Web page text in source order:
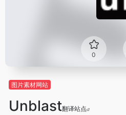
0
图片素材网站
Unblast翻译站点